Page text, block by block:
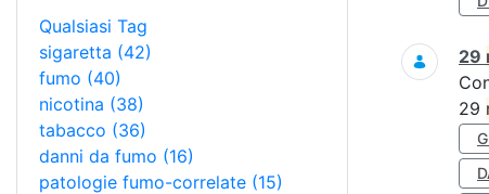
Qualsiasi Tag
sigaretta (42)
fumo (40)
nicotina (38)
tabacco (36)
danni da fumo (16)
patologie fumo-correlate (15)
29
29